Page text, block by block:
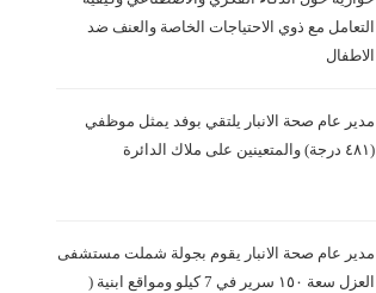
التعامل مع ذوي الاحتياجات الخاصة والعنف ضد
الاطفال
مدير عام صحة الانبار يلتقي بوفد يمثل موظفي
(٤٨١ درجة) والمتعينين على ملاك الدائرة
مدير عام صحة الانبار يقوم بجولة شملت مستشفى
العزل سعة ١٥٠ سرير في 7 كيلو ومواقع ابنية (